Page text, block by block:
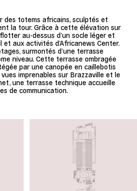
des totems africains, sculptés et
la tour. Grâce à cette élévation sur
au-dessus d’un socle léger et
et aux activités d’Africanews Center.
surmontés d’une terrasse
niveau. Cette terrasse ombragée
par une canopée en caillebotis
imprenables sur Brazzaville et le
une terrasse technique accueille
de communication.